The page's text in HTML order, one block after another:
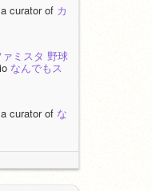
curator of カ
ァミスタ 野球
なんでもス
curator of な
野球ファン